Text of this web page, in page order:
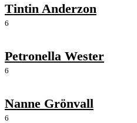
Tintin Anderzon
6
Petronella Wester
6
Nanne Grönvall
6